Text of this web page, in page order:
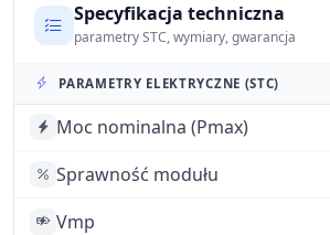
Specyfikacja techniczna
parametry STC, wymiary, gwarancja
PARAMETRY ELEKTRYCZNE (STC)
Moc nominalna (Pmax)
Sprawność modułu
Vmp